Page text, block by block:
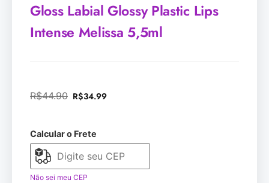
Gloss Labial Glossy Plastic Lips
Intense Melissa 5,5ml
R$44.90 R$34.99
Calcular o Frete
Não sei meu CEP